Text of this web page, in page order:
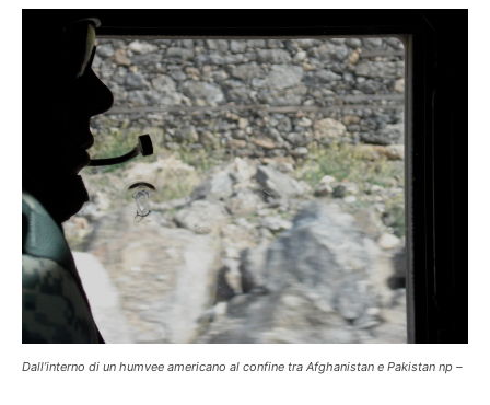
Dall’interno di un humvee americano al confine tra Afghanistan e Pakistan np –